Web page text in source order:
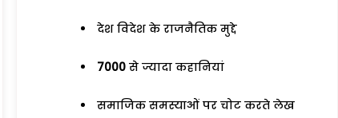
देश विदेश के राजनैतिक मुद्दे
7000 से ज्यादा कहानियां
समाजिक समस्याओं पर चोट करते लेख